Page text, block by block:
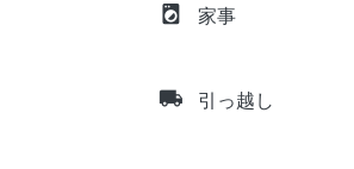
local_laundry_service 家事
local_shipping 引っ越し